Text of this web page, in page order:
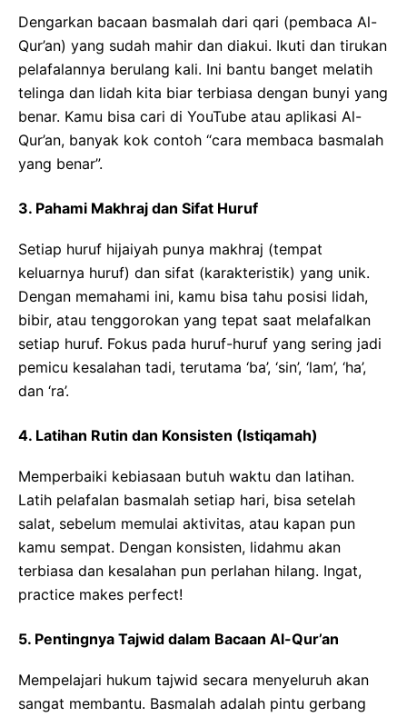
Dengarkan bacaan basmalah dari qari (pembaca Al-
Qur’an) yang sudah mahir dan diakui. Ikuti dan tirukan
pelafalannya berulang kali. Ini bantu banget melatih
telinga dan lidah kita biar terbiasa dengan bunyi yang
benar. Kamu bisa cari di YouTube atau aplikasi Al-
Qur’an, banyak kok contoh “cara membaca basmalah
yang benar”.
3. Pahami Makhraj dan Sifat Huruf
Setiap huruf hijaiyah punya makhraj (tempat
keluarnya huruf) dan sifat (karakteristik) yang unik.
Dengan memahami ini, kamu bisa tahu posisi lidah,
bibir, atau tenggorokan yang tepat saat melafalkan
setiap huruf. Fokus pada huruf-huruf yang sering jadi
pemicu kesalahan tadi, terutama ‘ba’, ‘sin’, ‘lam’, ‘ha’,
dan ‘ra’.
4. Latihan Rutin dan Konsisten (Istiqamah)
Memperbaiki kebiasaan butuh waktu dan latihan.
Latih pelafalan basmalah setiap hari, bisa setelah
salat, sebelum memulai aktivitas, atau kapan pun
kamu sempat. Dengan konsisten, lidahmu akan
terbiasa dan kesalahan pun perlahan hilang. Ingat,
practice makes perfect!
5. Pentingnya Tajwid dalam Bacaan Al-Qur’an
Mempelajari hukum tajwid secara menyeluruh akan
sangat membantu. Basmalah adalah pintu gerbang